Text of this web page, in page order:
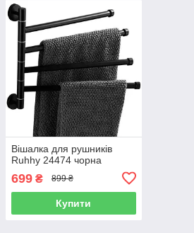
Вішалка для рушників
Ruhhy 24474 чорна
699 ₴ 899 ₴
Купити